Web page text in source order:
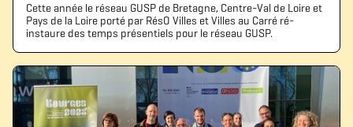
Cette année le réseau GUSP de Bretagne, Centre-Val de Loire et
Pays de la Loire porté par RésO Villes et Villes au Carré ré-
instaure des temps présentiels pour le réseau GUSP.